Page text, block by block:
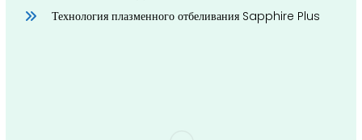
Технология плазменного отбеливания Sapphire Plus